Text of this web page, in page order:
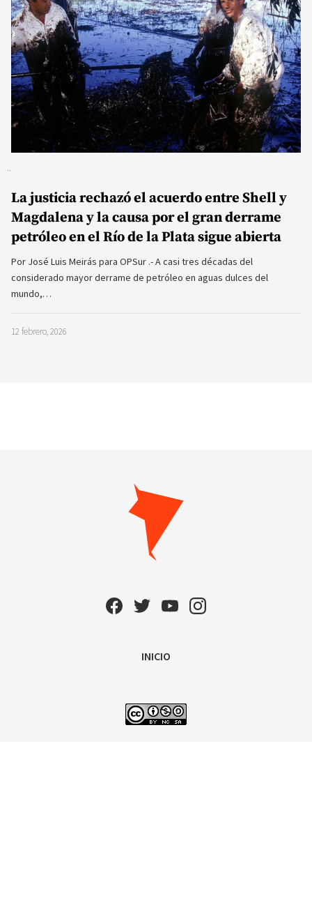
La justicia rechazó el acuerdo entre Shell y
Magdalena y la causa por el gran derrame
petróleo en el Río de la Plata sigue abierta
Por José Luis Meirás para OPSur .- A casi tres décadas del
considerado mayor derrame de petróleo en aguas dulces del
mundo,…
12 febrero, 2026
INICIO